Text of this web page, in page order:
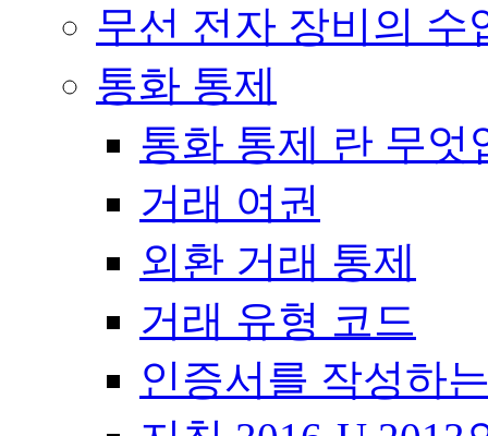
무선 전자 장비의 수
통화 통제
통화 통제 란 무엇
거래 여권
외환 거래 통제
거래 유형 코드
인증서를 작성하